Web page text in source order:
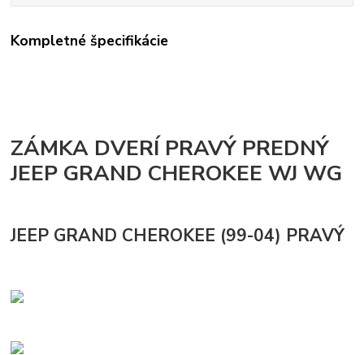
Kompletné špecifikácie
ZÁMKA DVERÍ PRAVÝ PREDNÝ
JEEP GRAND CHEROKEE WJ WG
JEEP GRAND CHEROKEE (99-04) PRAVÝ